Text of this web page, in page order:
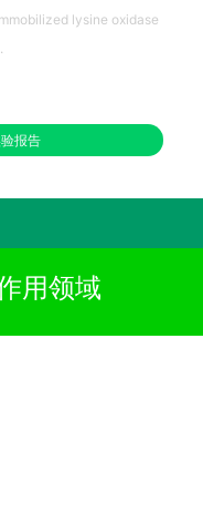
lysine oxidase
报告
用领域